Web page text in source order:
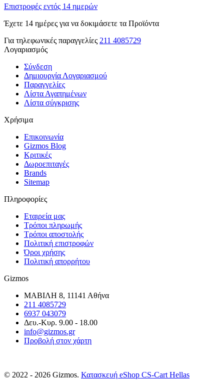
Επιστροφές εντός 14 ημερών
Έχετε 14 ημέρες για να δοκιμάσετε τα Προϊόντα
Για τηλεφωνικές παραγγελίες 211 4085729
Λογαριασμός
Σύνδεση
Δημιουργία Λογαριασμού
Παραγγελίες
Λίστα Αγαπημένων
Λίστα σύγκρισης
Χρήσιμα
Επικοινωνία
Gizmos Blog
Κριτικές
Δωροεπιταγές
Brands
Sitemap
Πληροφορίες
Εταιρεία μας
Τρόποι πληρωμής
Τρόποι αποστολής
Πολιτική επιστροφών
Όροι χρήσης
Πολιτική απορρήτου
Gizmos
ΜΑΒΙΛΗ 8, 11141 Αθήνα
211 4085729
6937 043079
Δευ.-Κυρ. 9.00 - 18.00
info@gizmos.gr
Προβολή στον χάρτη
© 2022 - 2026 Gizmos. Κατασκευή eShop CS-Cart Hellas